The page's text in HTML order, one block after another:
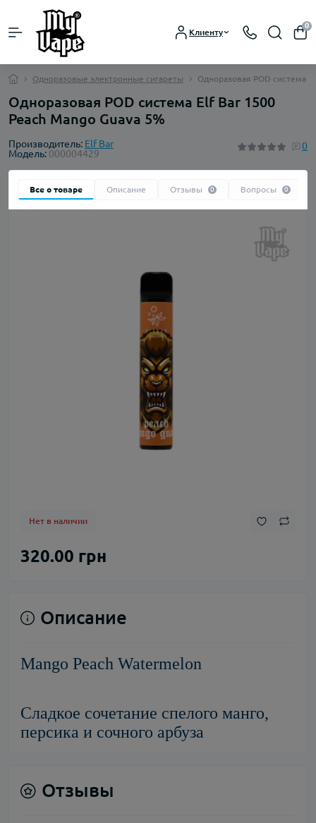
Клиенту
0
Одноразовые электронные сигареты Одноразовая POD система
Одноразовая POD система Elf Bar 1500
Peach Mango Guava 5%
Производитель: Elf Bar
Модель: 000004429
0
Все о товаре Описание Отзывы 0 Вопросы 0
Нет в наличии
320.00 грн
Описание
Mango Peach Watermelon
Сладкое сочетание спелого манго,
персика и сочного арбуза
Отзывы